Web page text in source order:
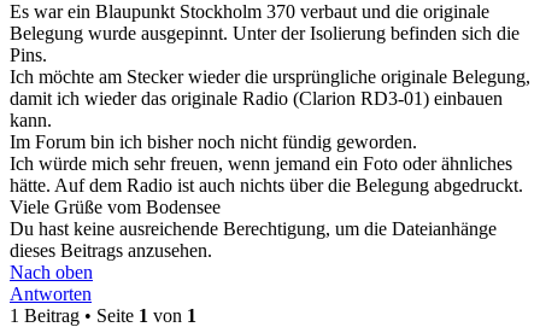
Es war ein Blaupunkt Stockholm 370 verbaut und die originale
Belegung wurde ausgepinnt. Unter der Isolierung befinden sich die
Pins.
Ich möchte am Stecker wieder die ursprüngliche originale Belegung,
damit ich wieder das originale Radio (Clarion RD3-01) einbauen
kann.
Im Forum bin ich bisher noch nicht fündig geworden.
Ich würde mich sehr freuen, wenn jemand ein Foto oder ähnliches
hätte. Auf dem Radio ist auch nichts über die Belegung abgedruckt.
Viele Grüße vom Bodensee
Du hast keine ausreichende Berechtigung, um die Dateianhänge
dieses Beitrags anzusehen.
Nach oben
Antworten
1 Beitrag • Seite 1 von 1